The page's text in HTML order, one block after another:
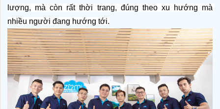
lượng, mà còn rất thời trang, đúng theo xu hướng mà
nhiều người đang hướng tới.